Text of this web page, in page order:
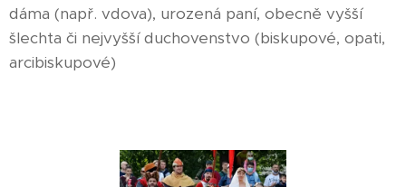
dáma (např. vdova), urozená paní, obecně vyšší
šlechta či nejvyšší duchovenstvo (biskupové, opati,
arcibiskupové)